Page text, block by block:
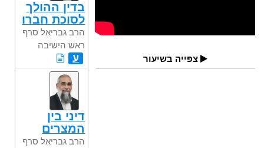
צפייה בשיעור
בדין ההולך
לסוכת חברו
הרב גבריאל סרף
ראש הישיבה
ע
דיני בין
המצרים
הרב גבריאל סרף